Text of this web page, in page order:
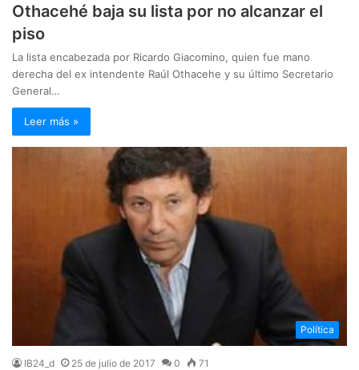
Othacehé baja su lista por no alcanzar el
piso
La lista encabezada por Ricardo Giacomino, quien fue mano
derecha del ex intendente Raúl Othacehe y su último Secretario
General…
Leer más »
Política
IB24_d 25 de julio de 2017 0 71